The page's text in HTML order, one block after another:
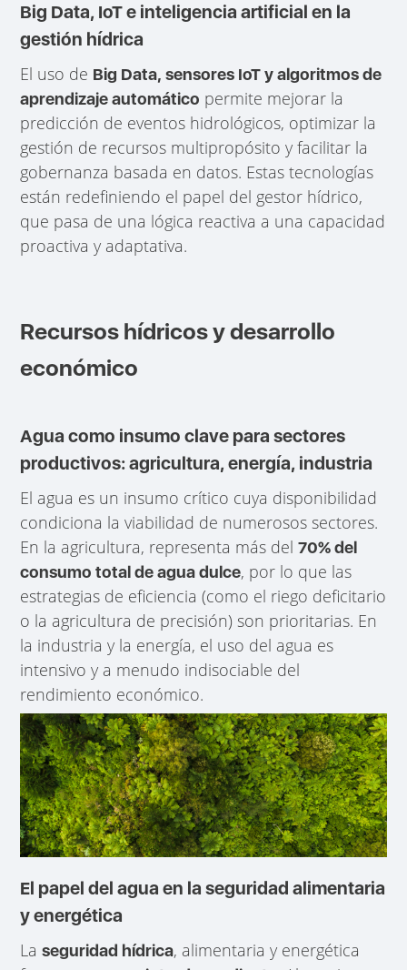
Big Data, IoT e inteligencia artificial en la
gestión hídrica
El uso de Big Data, sensores IoT y algoritmos de
aprendizaje automático permite mejorar la
predicción de eventos hidrológicos, optimizar la
gestión de recursos multipropósito y facilitar la
gobernanza basada en datos. Estas tecnologías
están redefiniendo el papel del gestor hídrico,
que pasa de una lógica reactiva a una capacidad
proactiva y adaptativa.
Recursos hídricos y desarrollo
económico
Agua como insumo clave para sectores
productivos: agricultura, energía, industria
El agua es un insumo crítico cuya disponibilidad
condiciona la viabilidad de numerosos sectores.
En la agricultura, representa más del70% del
consumo total de agua dulce, por lo que las
estrategias de eficiencia (como el riego deficitario
o la agricultura de precisión) son prioritarias. En
la industria y la energía, el uso del agua es
intensivo y a menudo indisociable del
rendimiento económico.
El papel del agua en la seguridad alimentaria
y energética
Laseguridad hídrica, alimentaria y energética